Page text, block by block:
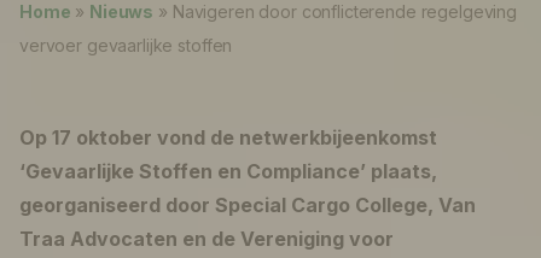
Home » Nieuws » Navigeren door conflicterende regelgeving
vervoer gevaarlijke stoffen
Op 17 oktober vond de netwerkbijeenkomst
‘Gevaarlijke Stoffen en Compliance’ plaats,
georganiseerd door Special Cargo College, Van
Traa Advocaten en de Vereniging voor
Werken bij
Nederlands
English